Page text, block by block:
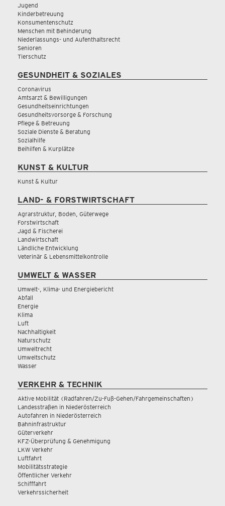
Jugend
Kinderbetreuung
Konsumentenschutz
Menschen mit Behinderung
Niederlassungs- und Aufenthaltsrecht
Senioren
Tierschutz
GESUNDHEIT & SOZIALES
Coronavirus
Amtsarzt & Bewilligungen
Gesundheitseinrichtungen
Gesundheitsvorsorge & Forschung
Pflege & Betreuung
Soziale Dienste & Beratung
Sozialhilfe
Beihilfen & Kurplätze
KUNST & KULTUR
Kunst & Kultur
LAND- & FORSTWIRTSCHAFT
Agrarstruktur, Boden, Güterwege
Forstwirtschaft
Jagd & Fischerei
Landwirtschaft
Ländliche Entwicklung
Veterinär & Lebensmittelkontrolle
UMWELT & WASSER
Umwelt-, Klima- und Energiebericht
Abfall
Energie
Klima
Luft
Nachhaltigkeit
Naturschutz
Umweltrecht
Umweltschutz
Wasser
VERKEHR & TECHNIK
Aktive Mobilität (Radfahren/Zu-Fuß-Gehen/Fahrgemeinschaften)
Landesstraßen in Niederösterreich
Autofahren in Niederösterreich
Bahninfrastruktur
Güterverkehr
KFZ-Überprüfung & Genehmigung
LKW Verkehr
Luftfahrt
Mobilitätsstrategie
Öffentlicher Verkehr
Schifffahrt
Verkehrssicherheit